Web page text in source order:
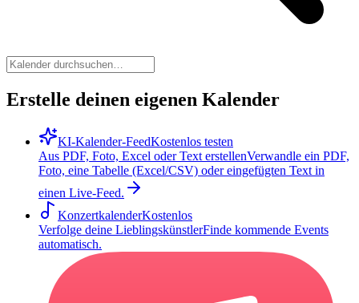
Erstelle deinen eigenen Kalender
KI-Kalender-FeedKostenlos testen
Aus PDF, Foto, Excel oder Text erstellenVerwandle ein PDF,
Foto, eine Tabelle (Excel/CSV) oder eingefügten Text in
einen Live-Feed.
KonzertkalenderKostenlos
Verfolge deine LieblingskünstlerFinde kommende Events
automatisch.